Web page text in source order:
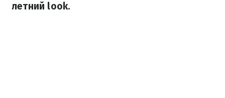
летний look.